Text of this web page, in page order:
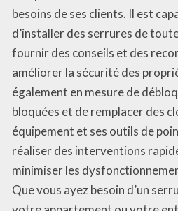
besoins de ses clients. Il est
d’installer des serrures de
fournir des conseils et des
améliorer la sécurité des
également en mesure de
bloquées et de remplacer des
équipement et ses outils de
réaliser des interventions
minimiser les
Que vous ayez besoin d’un